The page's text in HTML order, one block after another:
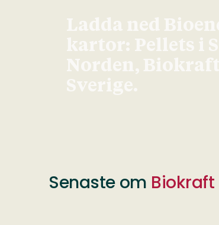
Ladda ned
kartor: Pellets i
Norden,
Sverige.
Senaste om Biokraft